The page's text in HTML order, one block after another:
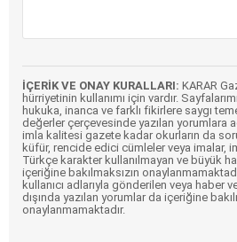
İÇERİK VE ONAY KURALLARI: KARAR
hürriyetinin kullanımı için vardır.
hukuka, inanca ve farklı fikirlere saygı
değerler çerçevesinde yazılan yorumlara
imla kalitesi gazete kadar okurların da
küfür, rencide edici cümleler veya imalar,
Türkçe karakter kullanılmayan ve büyük
içeriğine bakılmaksızın
kullanıcı adlarıyla gönderilen veya haber ve
dışında yazılan yorumlar da içeriğine
onaylanmamaktadır.